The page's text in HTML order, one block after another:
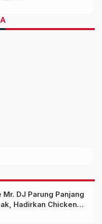
DJ Parung Panjang
Hadirkan Chicken
Hot Plate